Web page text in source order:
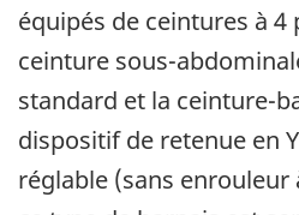
équipés de ceintures à
ceinture sous-
standard et la ceinture-
dispositif de retenue en
réglable (sans enrouleur